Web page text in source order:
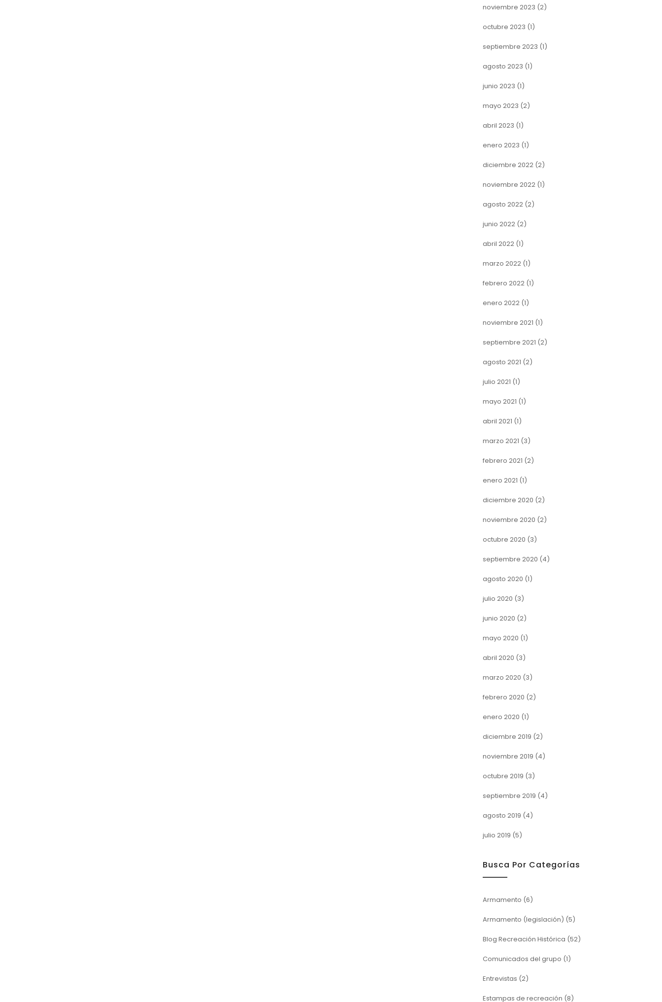
noviembre 2023 (2)
octubre 2023 (1)
septiembre 2023 (1)
agosto 2023 (1)
junio 2023 (1)
mayo 2023 (2)
abril 2023 (1)
enero 2023 (1)
diciembre 2022(2)
noviembre 2022(1)
agosto 2022(2)
junio 2022(2)
abril 2022(1)
marzo 2022(1)
febrero 2022(1)
enero 2022(1)
noviembre 2021 (1)
septiembre 2021 (2)
agosto 2021 (2)
julio 2021 (1)
mayo 2021 (1)
abril 2021 (1)
marzo 2021 (3)
febrero 2021 (2)
enero 2021 (1)
diciembre 2020 (2)
noviembre 2020 (2)
octubre 2020 (3)
septiembre 2020 (4)
agosto 2020 (1)
julio 2020 (3)
junio 2020 (2)
mayo 2020 (1)
abril 2020 (3)
marzo 2020 (3)
febrero 2020 (2)
enero 2020 (1)
diciembre 2019 (2)
noviembre 2019 (4)
octubre 2019 (3)
septiembre 2019 (4)
agosto 2019 (4)
julio 2019 (5)
Busca Por Categorías
Armamento (6)
Armamento (legislación) (5)
Blog Recreación Histórica (52)
Comunicados del grupo (1)
Entrevistas (2)
Estampas de recreación (8)